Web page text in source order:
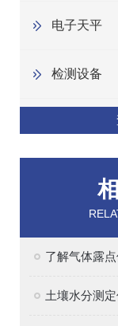
电子天平
检测设备
了解气体露